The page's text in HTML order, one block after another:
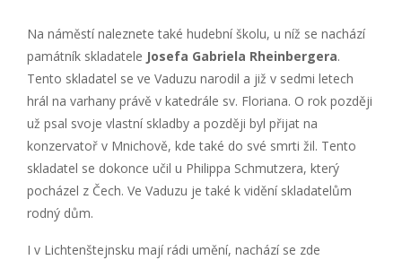
Na náměstí naleznete také hudební školu, u níž se nachází
památník skladatele Josefa Gabriela Rheinbergera.
Tento skladatel se ve Vaduzu narodil a již v sedmi letech
hrál na varhany právě v katedrále sv. Floriana. O rok později
už psal svoje vlastní skladby a později byl přijat na
konzervatoř v Mnichově, kde také do své smrti žil. Tento
skladatel se dokonce učil u Philippa Schmutzera, který
pocházel z Čech. Ve Vaduzu je také k vidění skladatelům
rodný dům.
I v Lichtenštejnsku mají rádi umění, nachází se zde